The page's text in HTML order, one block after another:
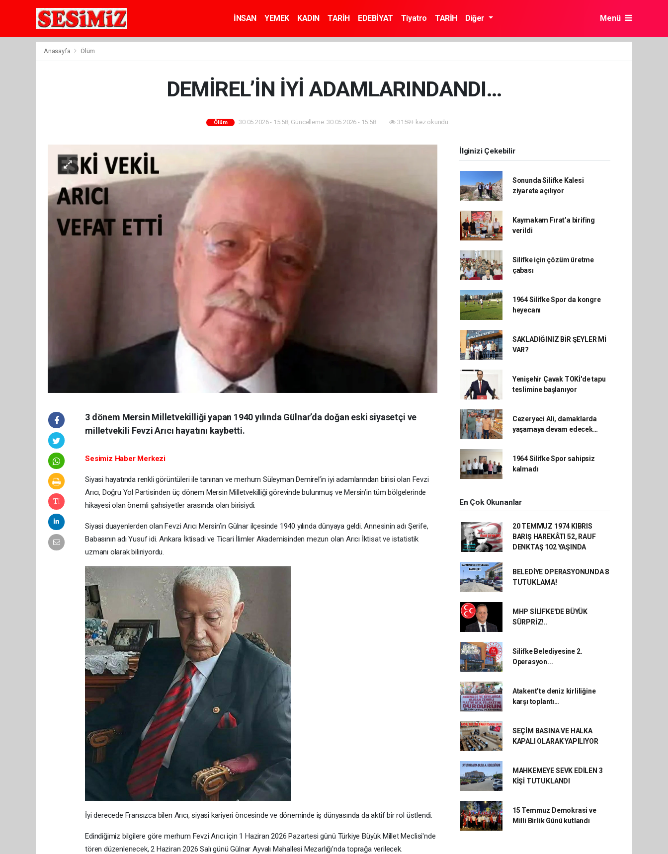
İNSAN YEMEK KADIN TARİH EDEBİYAT Tiyatro TARİH Diğer Menü
Anasayfa Ölüm
DEMİREL’İN İYİ ADAMLARINDANDI…
Ölüm 30.05.2026 - 15:58, Güncelleme: 30.05.2026 - 15:58 3159+ kez okundu.
3 dönem Mersin Milletvekilliği yapan 1940 yılında Gülnar’da doğan eski siyasetçi ve
milletvekili Fevzi Arıcı hayatını kaybetti.
Sesimiz Haber Merkezi
Siyasi hayatında renkli görüntüleri ile tanınan ve merhum Süleyman Demirel’in iyi adamlarından birisi olan Fevzi
Arıcı, Doğru Yol Partisinden üç dönem Mersin Milletvekilliği görevinde bulunmuş ve Mersin’in tüm bölgelerinde
hikayesi olan önemli şahsiyetler arasında olan birisiydi.
Siyasi duayenlerden olan Fevzi Arıcı Mersin’in Gülnar ilçesinde 1940 yılında dünyaya geldi. Annesinin adı Şerife,
Babasının adı Yusuf idi. Ankara İktisadi ve Ticari İlimler Akademisinden mezun olan Arıcı İktisat ve istatistik
uzmanı olarak biliniyordu.
İyi derecede Fransızca bilen Arıcı, siyasi kariyeri öncesinde ve döneminde iş dünyasında da aktif bir rol üstlendi.
Edindiğimiz bilgilere göre merhum Fevzi Arıcı için 1 Haziran 2026 Pazartesi günü Türkiye Büyük Millet Meclisi'nde
tören düzenlenecek, 2 Haziran 2026 Salı günü Gülnar Ayvalı Mahallesi Mezarlığı'nda toprağa verilecek.
İlginizi Çekebilir
Sonunda Silifke Kalesi
ziyarete açılıyor
Kaymakam Fırat’a birifing
verildi
Silifke için çözüm üretme
çabası
1964 Silifke Spor da kongre
heyecanı
SAKLADIĞINIZ BİR ŞEYLER Mİ
VAR?
Yenişehir Çavak TOKİ'de tapu
teslimine başlanıyor
Cezeryeci Ali, damaklarda
yaşamaya devam edecek…
1964 Silifke Spor sahipsiz
kalmadı
En Çok Okunanlar
20 TEMMUZ 1974 KIBRIS
BARIŞ HAREKÂTI 52, RAUF
DENKTAŞ 102 YAŞINDA
BELEDİYE OPERASYONUNDA 8
TUTUKLAMA!
MHP SİLİFKE'DE BÜYÜK
SÜRPRİZ!..
Silifke Belediyesine 2.
Operasyon...
Atakent’te deniz kirliliğine
karşı toplantı…
SEÇİM BASINA VE HALKA
KAPALI OLARAK YAPILIYOR
MAHKEMEYE SEVK EDİLEN 3
KİŞİ TUTUKLANDI
15 Temmuz Demokrasi ve
Milli Birlik Günü kutlandı